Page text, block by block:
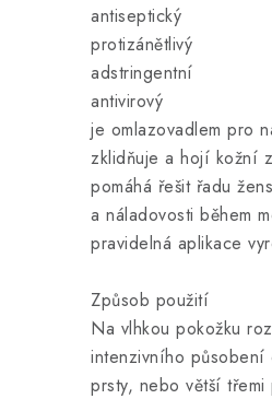
antiseptický
protizánětlivý
adstringentní
antivirový
je omlazovadlem pro
zklidňuje a hojí kožní
pomáhá řešit řadu
a náladovosti během
pravidelná aplikace
Způsob použití
Na vlhkou pokožku
intenzivního
prsty, nebo větší